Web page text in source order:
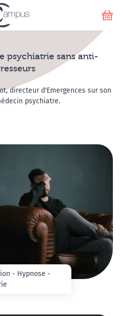
psychiatrie sans anti-
directeur d'Emergences sur son
psychiatre.
- Hypnose -